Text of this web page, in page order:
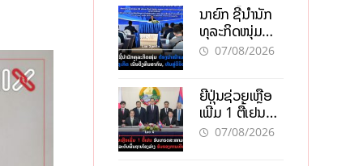
ນາຍົກ ຊີ້ນຳນັກ
ທຸລະກິດໜຸ່ມ
ຕ້ອງນຳໜ້າແກ້
ສາກົນ, ຫັນສູ່ດິຈິ
ຕອນ
07/08/2026
ຍີ່ປຸ່ນຊ່ວຍເຫຼືອ
ເພີ່ມ 1 ຕື້ເຢນ
ອັບເກຣດ
07/08/2026